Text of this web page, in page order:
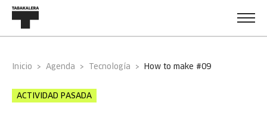
Inicio Agenda Tecnología how to make #09
ACTIVIDAD PASADA